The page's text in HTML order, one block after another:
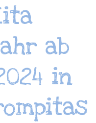
ab
in